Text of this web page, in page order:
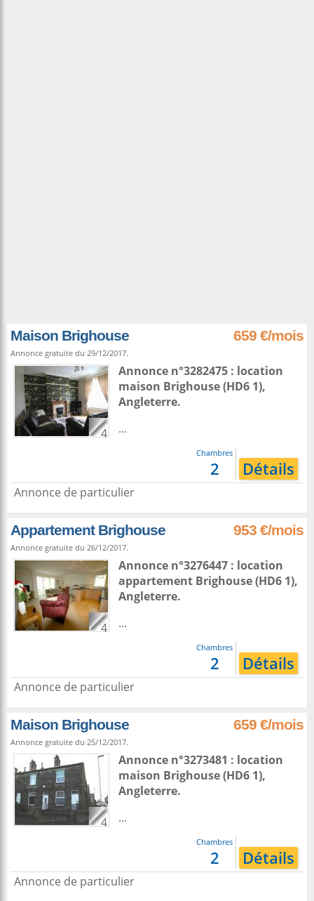
Maison Brighouse 659 €/mois
Annonce gratuite du 29/12/2017.
4
Annonce n°3282475 : location
maison Brighouse(HD6 1),
Angleterre.
...
Chambres
2 Détails
Annonce de particulier
Appartement Brighouse 953 €/mois
Annonce gratuite du 26/12/2017.
4
Annonce n°3276447 : location
appartement Brighouse(HD6 1),
Angleterre.
...
Chambres
2 Détails
Annonce de particulier
Maison Brighouse 659 €/mois
Annonce gratuite du 25/12/2017.
4
Annonce n°3273481 : location
maison Brighouse(HD6 1),
Angleterre.
...
Chambres
2 Détails
Annonce de particulier